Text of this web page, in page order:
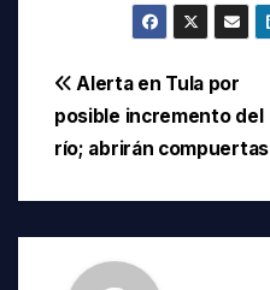
Navegación
de
entradas
Alerta en Tula por
posible incremento del
río; abrirán compuertas